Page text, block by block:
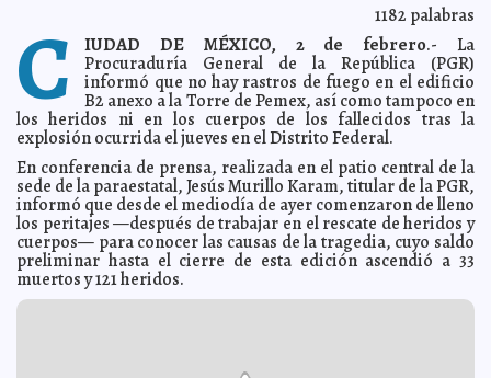
Joaquín Cordero convalece de embolia cerebral
Tere Menéndez Monforte
2013-02-02 21:51:02 Leticia Mendoza Alcocer suena para delegada del
ISSSTE Mari Tere Menéndez Monforte
2013-02-02 21:45:40 La Anáhuac Mayab diagnostica necesidades en
Chikindzonot A7
2013-02-02 21:41:15 Jóvenes, comprometidos con la transformación social
A7
2013-02-02 21:38:13 Anicabil, centro de convivencia y deporte A7
2013-02-02 21:35:34 Disminuirá padrón de pescadores para empleo
temporal Mari Tere Menéndez Monforte
2013-02-02 21:33:13 Fiscalía advierte sobre riesgos del ciberacoso
Menéndez Monforte
1182 palabras
C IUDAD DE MÉXICO, 2 de febrero.- La
Procuraduría General de la República (PGR)
informó que no hay rastros de fuego en el edificio
B2 anexo a la Torre de Pemex, así como tampoco en
los heridos ni en los cuerpos de los fallecidos tras la
explosión ocurrida el jueves en el Distrito Federal.
En conferencia de prensa, realizada en el patio central de la
sede de la paraestatal, Jesús Murillo Karam, titular de la PGR,
informó que desde el mediodía de ayer comenzaron de lleno
los peritajes —después de trabajar en el rescate de heridos y
cuerpos— para conocer las causas de la tragedia, cuyo saldo
preliminar hasta el cierre de esta edición ascendió a 33
muertos y 121 heridos.